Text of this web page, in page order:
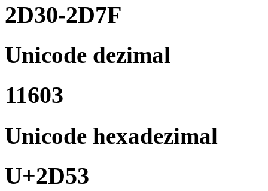
2D30-2D7F
Unicode dezimal
11603
Unicode hexadezimal
U+2D53